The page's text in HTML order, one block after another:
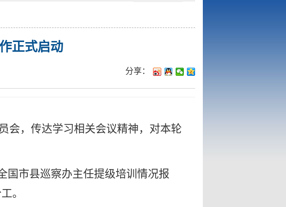
正式启动
分享：
会，传达学习相关会议精神，对本轮
国市县巡察办主任提级培训情况报
。